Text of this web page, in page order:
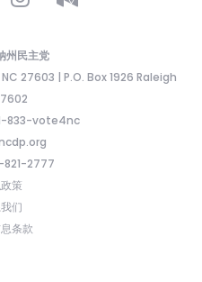
州民主党
27603 | P.O. Box 1926 Raleigh
1-833-vote4nc
821-2777
策
们
条款